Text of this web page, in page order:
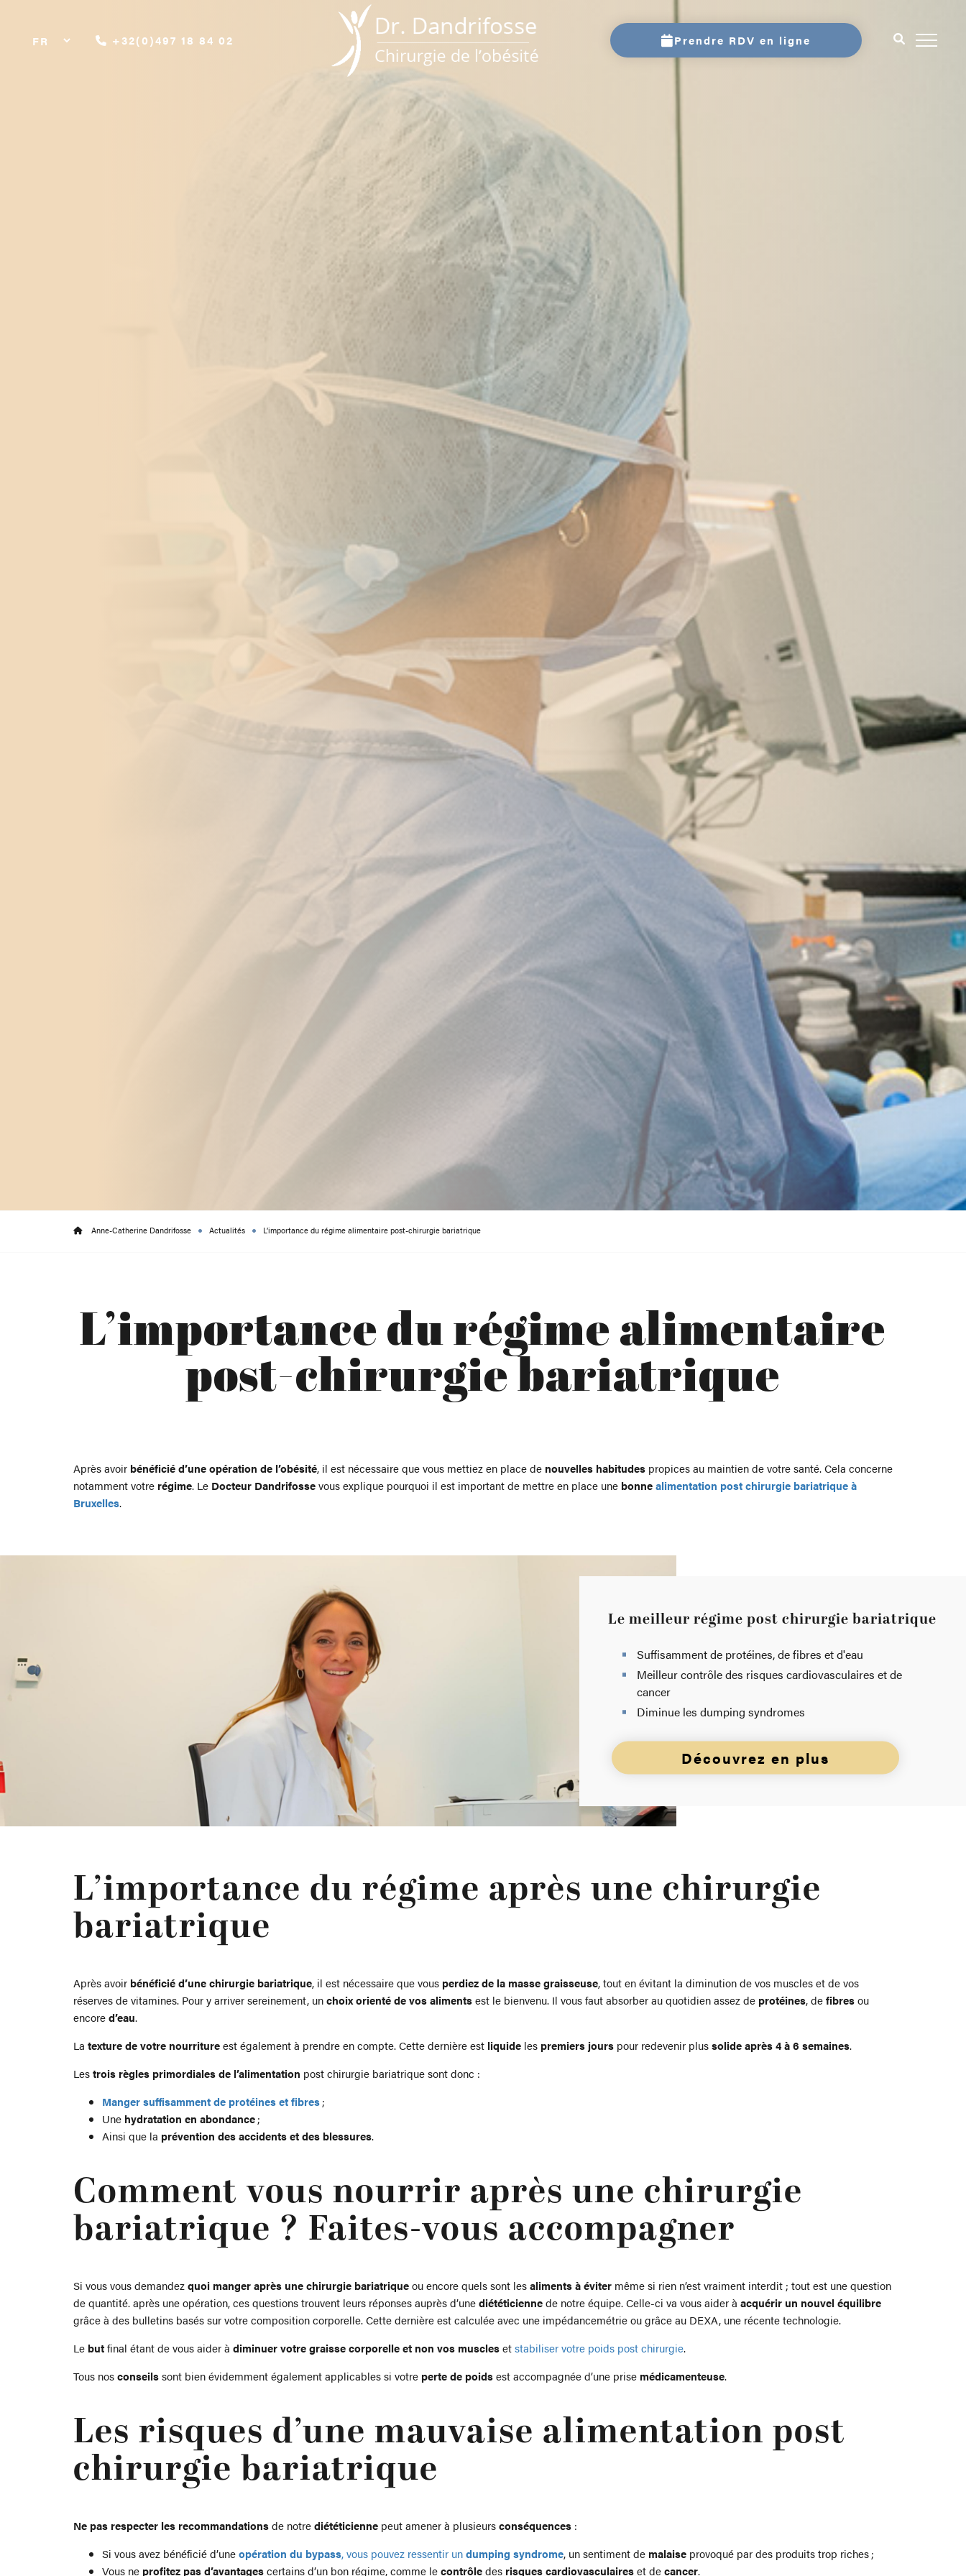
+32(0)497 18 84 02 Prendre RDV en ligne
Anne-Catherine Dandrifosse Actualités L’importance du régime alimentaire post-chirurgie bariatrique
L’importance du régime alimentaire
post-chirurgie bariatrique
Après avoir bénéficié d’une opération de l’obésité, il est nécessaire que vous mettiez en place de nouvelles habitudes propices au maintien de votre santé. Cela concerne
notamment votre régime. Le Docteur Dandrifossevous explique pourquoi il est important de mettre en place une bonnealimentation post chirurgie bariatrique à
Bruxelles.
Le meilleur régime post chirurgie bariatrique
Suffisamment de protéines, de fibres et d'eau
Meilleur contrôle des risques cardiovasculaires et de
cancer
Diminue les dumping syndromes
Découvrez en plus
L’importance du régime après une chirurgie
bariatrique
Après avoir bénéficié d’une chirurgie bariatrique, il est nécessaire que vous perdiez de la masse graisseuse, tout en évitant la diminution de vos muscles et de vos
réserves de vitamines. Pour y arriver sereinement, unchoix orienté de vos alimentsest le bienvenu. Il vous faut absorber au quotidien assez de protéines, defibresou
encored’eau.
La texture de votre nourritureest également à prendre en compte. Cette dernière est liquide les premiers jours pour redevenir plussolide après 4 à 6 semaines.
Lestrois règles primordiales de l’alimentation post chirurgie bariatrique sont donc :
Manger suffisamment de protéines et fibres;
Une hydratation en abondance;
Ainsi que la prévention des accidents et des blessures.
Comment vous nourrir après une chirurgie
bariatrique ? Faites-vous accompagner
Si vous vous demandezquoi manger après une chirurgie bariatriqueou encore quels sont lesaliments à éviter même si rien n’est vraiment interdit ; tout est une question
de quantité. après une opération, ces questions trouvent leurs réponses auprès d’unediététiciennede notre équipe. Celle-ci va vous aider à acquérir un nouvel équilibre
grâce à des bulletins basés sur votre composition corporelle. Cette dernière est calculée avec une impédancemétrie ou grâce au DEXA, une récente technologie.
Le butfinal étant de vous aider à diminuer votre graisse corporelle et non vos musclesetstabiliser votre poids post chirurgie.
Tous nosconseilssont bien évidemment également applicables si votre perte de poidsest accompagnée d’une prise médicamenteuse.
Les risques d’une mauvaise alimentation post
chirurgie bariatrique
Ne pas respecter les recommandationsde notrediététicienne peut amener à plusieursconséquences :
Si vous avez bénéficié d’uneopération du bypass, vous pouvez ressentir undumping syndrome, un sentiment de malaise provoqué par des produits trop riches ;
Vous ne profitez pas d’avantagescertains d’un bon régime, comme lecontrôledes risques cardiovasculaireset decancer.